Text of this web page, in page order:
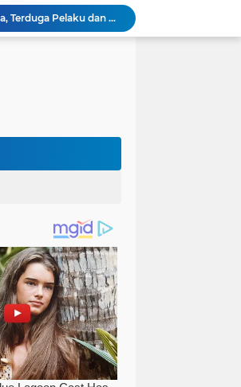
Polisi Berhasil Ungkap Peredaran Gelap Narkotika, Terduga Pelaku dan Sejumlah Barang Bukti Diamankan
Retak di Jalan Program Bang Andra: Aktivis Tuding Lemahnya Pengawasan, PUPR Banten Masih Slow Respon
Sosialisasi Tanaman Obat Keluarga (TOGA), Mahasiswa KKM 49 Universitas Bina Bangsa Dorong Pemanfaatan Pekarangan untuk Kesehatan Keluarga